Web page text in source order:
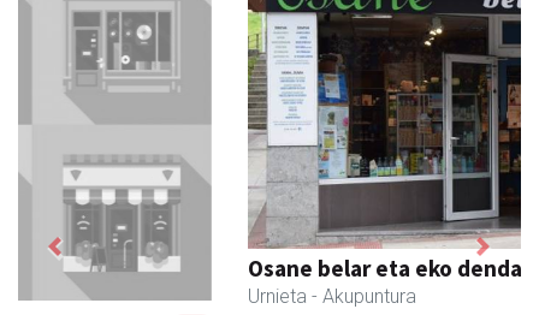
Osane belar eta eko denda
Urnieta - Akupuntura
Previous Next